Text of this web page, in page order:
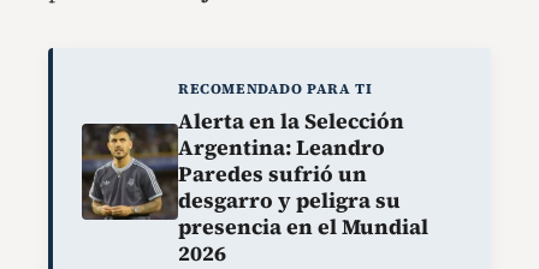
RECOMENDADO PARA TI
Alerta en la Selección
Argentina: Leandro
Paredes sufrió un
desgarro y peligra su
presencia en el Mundial
2026